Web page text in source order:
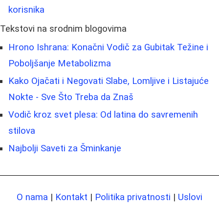
korisnika
Tekstovi na srodnim blogovima
Hrono Ishrana: Konačni Vodič za Gubitak Težine i
Poboljšanje Metabolizma
Kako Ojačati i Negovati Slabe, Lomljive i Listajuće
Nokte - Sve Što Treba da Znaš
Vodič kroz svet plesa: Od latina do savremenih
stilova
Najbolji Saveti za Šminkanje
O nama | Kontakt | Politika privatnosti | Uslovi